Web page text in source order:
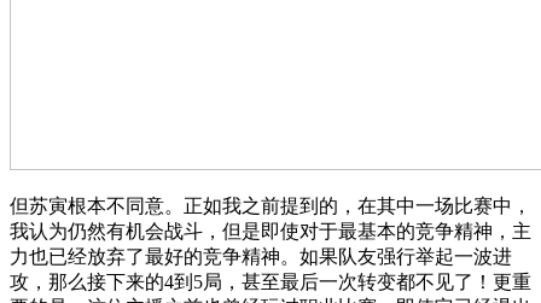
但苏寅根本不同意。正如我之前提到的，在其中一场比赛中，
我认为仍然有机会战斗，但是即使对于最基本的竞争精神，主
力也已经放弃了最好的竞争精神。如果队友强行举起一波进
攻，那么接下来的4到5局，甚至最后一次转变都不见了！更重